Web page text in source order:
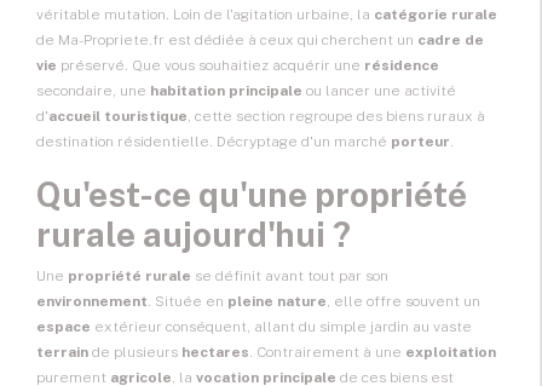
véritable mutation. Loin de l'agitation urbaine, la catégorie rurale
de Ma-Propriete.fr est dédiée à ceux qui cherchent un cadre de
vie préservé. Que vous souhaitiez acquérir une résidence
secondaire, une habitation principale ou lancer une activité
d'accueil touristique, cette section regroupe des biens ruraux à
destination résidentielle. Décryptage d'un marché porteur.
Qu'est-ce qu'une propriété
rurale aujourd'hui ?
Une propriété rurale se définit avant tout par son
environnement. Située en pleine nature, elle offre souvent un
espace extérieur conséquent, allant du simple jardin au vaste
terrain de plusieurs hectares. Contrairement à une exploitation
purement agricole, la vocation principale de ces biens est